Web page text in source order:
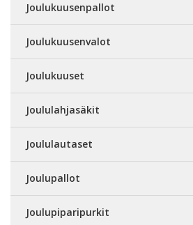
Joulukuusenpallot
Joulukuusenvalot
Joulukuuset
Joululahjasäkit
Joululautaset
Joulupallot
Joulupiparipurkit